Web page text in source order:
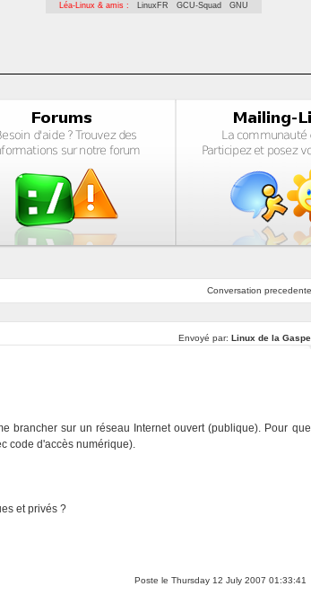
Léa-Linux & amis : LinuxFR GCU-Squad GNU
Conversation precedente
Envoyé par: Linux de la
brancher sur un réseau Internet ouvert (publique). Pour que
code d'accès numérique).
et privés ?
Poste le Thursday 12 July 2007 01:33:41